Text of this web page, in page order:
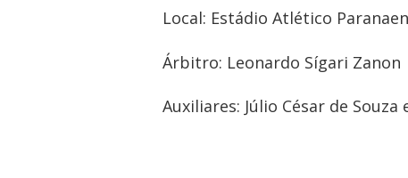
Local: Estádio Atlético
Árbitro: Leonardo Sígari Zanon
Auxiliares: Júlio César de